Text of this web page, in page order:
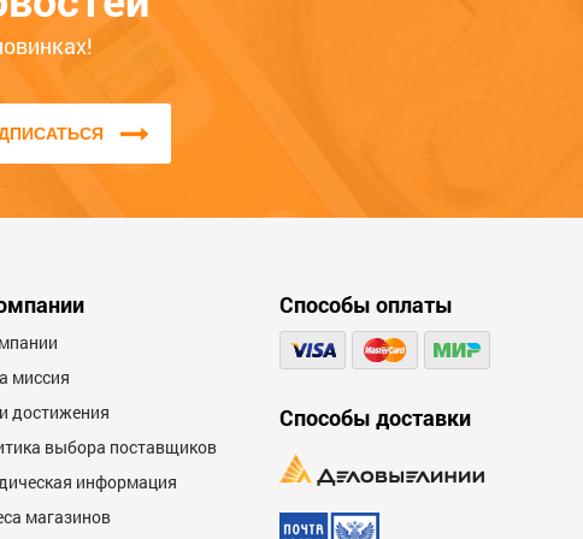
миссия
достижения
выбора поставщиков
информация
магазинов
Способы оплаты
Способы доставки